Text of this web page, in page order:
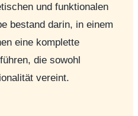
und funktionalen
bestand darin, in einem
eine komplette
die sowohl
vereint.